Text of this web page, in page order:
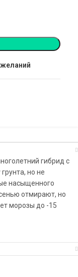
гибрид с
но не
насыщенного
отмирают, но
морозы до -15